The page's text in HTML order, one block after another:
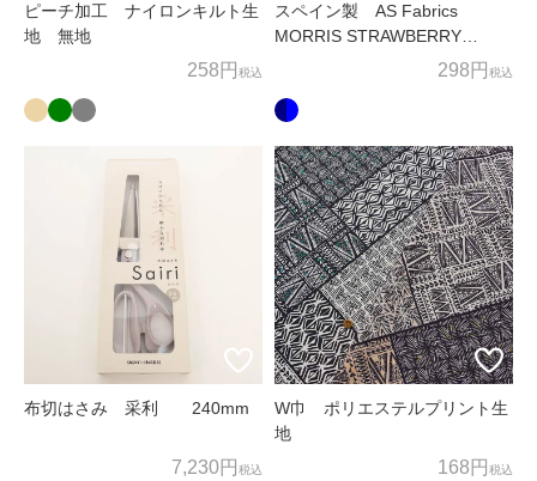
ピーチ加工 ナイロンキルト生
地 無地
258円 税込
スペイン製 AS Fabrics
MORRIS STRAWBERRY
298円 税込
布切はさみ 采利 240mm
7,230円 税込
W巾 ポリエステルプリント生
地
168円 税込